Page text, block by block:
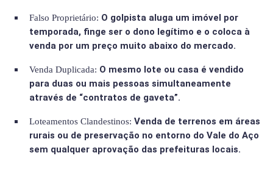
Falso Proprietário: O golpista aluga um imóvel por
temporada, finge ser o dono legítimo e o coloca à
venda por um preço muito abaixo do mercado.
Venda Duplicada: O mesmo lote ou casa é vendido
para duas ou mais pessoas simultaneamente
através de “contratos de gaveta”.
Loteamentos Clandestinos: Venda de terrenos em áreas
rurais ou de preservação no entorno do Vale do Aço
sem qualquer aprovação das prefeituras locais.